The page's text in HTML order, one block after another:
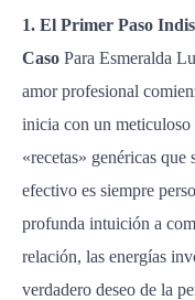
1. El Primer Paso
Caso Para Esmeralda
amor profesional
inicia con un
«recetas» genéricas que
efectivo es siempre
profunda intuición a
relación, las energías
verdadero deseo de la